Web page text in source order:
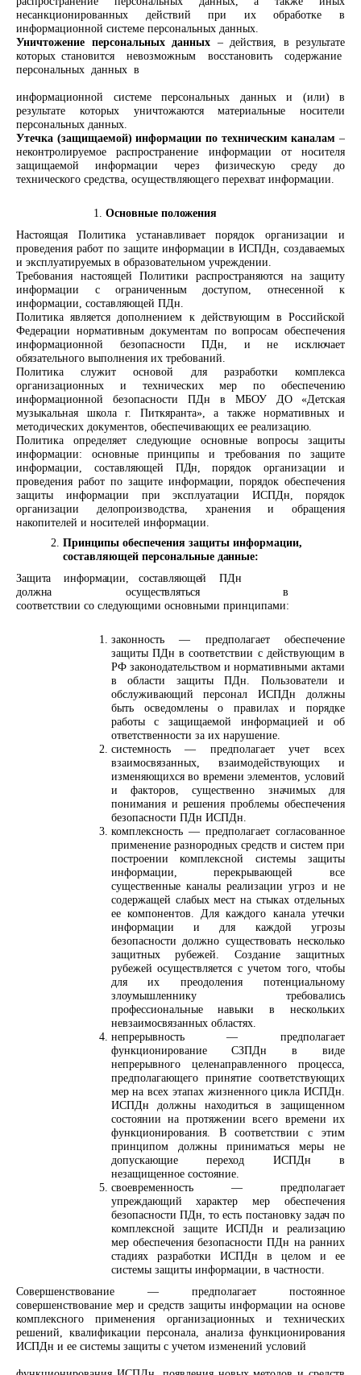
несанкционированных действий при их обработке в
информационной системе персональных данных.
Уничтожение персональных данных – действия, в результате
которых становится невозможным восстановить содержание
персональных данных в
информационной системе персональных данных и (или) в
результате которых уничтожаются материальные носители
персональных данных.
Утечка (защищаемой) информации по техническим каналам –
неконтролируемое распространение информации от носителя
защищаемой информации через физическую среду до
технического средства, осуществляющего перехват информации.
Основные положения
Настоящая Политика устанавливает порядок организации и
проведения работ по защите информации в ИСПДн, создаваемых
и эксплуатируемых в образовательном учреждении.
Требования настоящей Политики распространяются на защиту
информации с ограниченным доступом, отнесенной к
информации, составляющей ПДн.
Политика является дополнением к действующим в Российской
Федерации нормативным документам по вопросам обеспечения
информационной безопасности ПДн, и не исключает
обязательного выполнения их требований.
Политика служит основой для разработки комплекса
организационных и технических мер по обеспечению
информационной безопасности ПДн в МБОУ ДО«Детская
музыкальная школа г. Питкяранта», а также нормативных и
методических документов, обеспечивающих ее реализацию.
Политика определяет следующие основные вопросы защиты
информации: основные принципы и требования по защите
информации, составляющей ПДн,порядок организации и
проведения работ по защитеинформации, порядок обеспечения
защиты информации при эксплуатацииИСПДн, порядок
организации делопроизводства, хранения и обращения
накопителей и носителей информации.
Принципы обеспечения защиты информации,
составляющей персональные данные:
Защита
информации, составляющей
ПДн
должна
осуществляться
в
соответствии со следующими основными принципами:
законность — предполагает обеспечение
защиты ПДн в соответствии с действующим в
РФ законодательством и нормативными актами
в области защиты ПДн. Пользователи и
обслуживающий персонал ИСПДн должны
быть осведомлены о правилах и порядке
работы с защищаемой информацией и об
ответственности за их нарушение.
системность — предполагает учет всех
взаимосвязанных, взаимодействующих и
изменяющихся во времени элементов, условий
и факторов, существенно значимых для
понимания и решения проблемы обеспечения
безопасности ПДн ИСПДн.
комплексность — предполагает согласованное
применение разнородных средств и систем при
построении комплексной системы защиты
информации, перекрывающей все
существенные каналы реализации угроз и не
содержащей слабых мест на стыках отдельных
ее компонентов. Для каждого канала утечки
информации и для каждой угрозы
безопасности должно существовать несколько
защитных рубежей. Создание защитных
рубежей осуществляется с учетом того, чтобы
для их преодоления потенциальному
злоумышленнику требовались
профессиональные навыки в нескольких
невзаимосвязанных областях.
непрерывность — предполагает
функционирование СЗПДн в виде
непрерывного целенаправленного процесса,
предполагающего принятие соответствующих
мер на всех этапах жизненного цикла ИСПДн.
ИСПДн должны находиться в защищенном
состоянии на протяжении всего времени их
функционирования. В соответствии с этим
принципом должны приниматься меры не
допускающие переход ИСПДн в
незащищенное состояние.
своевременность — предполагает
упреждающий характер мер обеспечения
безопасности ПДн, то есть постановку задач по
комплексной защите ИСПДн и реализацию
мер обеспечения безопасности ПДн на ранних
стадиях разработки ИСПДн в целом и ее
системы защиты информации, в частности.
Совершенствование — предполагает постоянное
совершенствование мер и средств защиты информации на основе
комплексного применения организационных и технических
решений, квалификации персонала, анализа функционирования
ИСПДн и ее системы защиты с учетом изменений условий